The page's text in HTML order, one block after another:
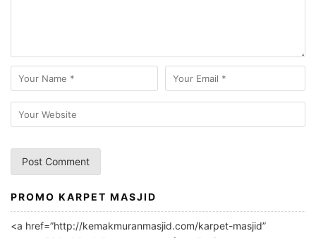
A
l
PROMO KARPET MASJID
<a href=”http://kemakmuranmasjid.com/karpet-masjid”